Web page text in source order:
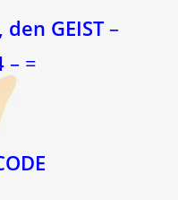
den GEIST–
– =